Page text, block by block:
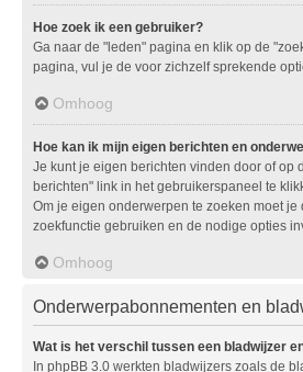
Hoe zoek ik een gebruiker?
Ga naar de "leden" pagina en klik op de
pagina, vul je de voor zichzelf sprekende
Omhoog
Hoe kan ik mijn eigen berichten en
Je kunt je eigen berichten vinden door of op
berichten" link in het gebruikerspaneel te
Om je eigen onderwerpen te zoeken moet je
zoekfunctie gebruiken en de nodige opties
Omhoog
Onderwerpabonnementen en
Wat is het verschil tussen een bladwijzer
In phpBB 3.0 werkten bladwijzers zoals de